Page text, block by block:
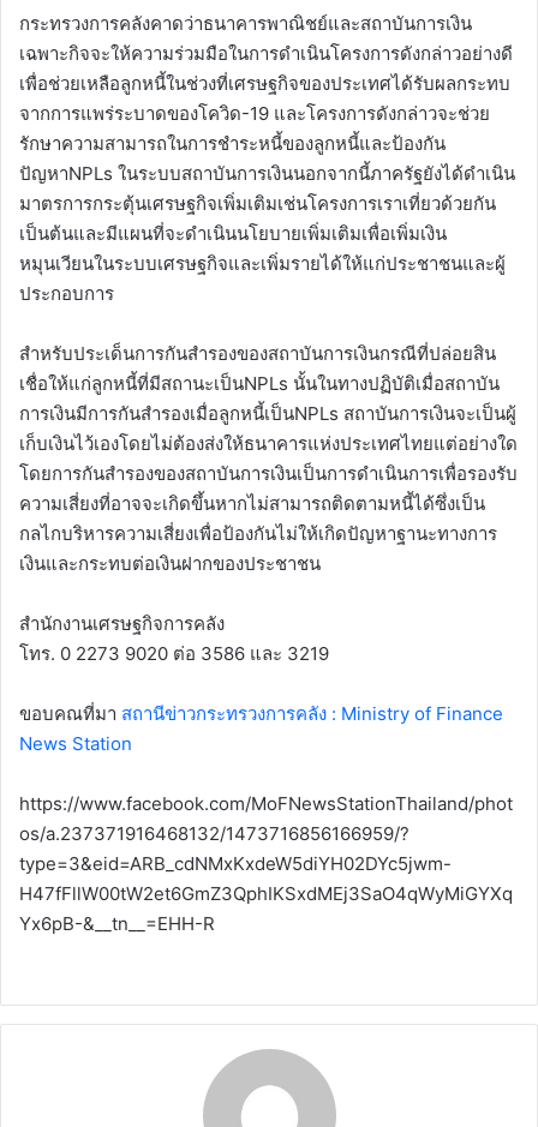
กระทรวงการคลังคาดว่าธนาคารพาณิชย์และสถาบันการเงิน
เฉพาะกิจจะให้ความร่วมมือในการดำเนินโครงการดังกล่าวอย่างดี
เพื่อช่วยเหลือลูกหนี้ในช่วงที่เศรษฐกิจของประเทศได้รับผลกระทบ
จากการแพร่ระบาดของโควิด-19 และโครงการดังกล่าวจะช่วย
รักษาความสามารถในการชำระหนี้ของลูกหนี้และป้องกัน
ปัญหาNPLs ในระบบสถาบันการเงินนอกจากนี้ภาครัฐยังได้ดำเนิน
มาตรการกระตุ้นเศรษฐกิจเพิ่มเติมเช่นโครงการเราเที่ยวด้วยกัน
เป็นต้นและมีแผนที่จะดำเนินนโยบายเพิ่มเติมเพื่อเพิ่มเงิน
หมุนเวียนในระบบเศรษฐกิจและเพิ่มรายได้ให้แก่ประชาชนและผู้
ประกอบการ
สำหรับประเด็นการกันสำรองของสถาบันการเงินกรณีที่ปล่อยสิน
เชื่อให้แก่ลูกหนี้ที่มีสถานะเป็นNPLs นั้นในทางปฏิบัติเมื่อสถาบัน
การเงินมีการกันสำรองเมื่อลูกหนี้เป็นNPLs สถาบันการเงินจะเป็นผู้
เก็บเงินไว้เองโดยไม่ต้องส่งให้ธนาคารแห่งประเทศไทยแต่อย่างใด
โดยการกันสำรองของสถาบันการเงินเป็นการดำเนินการเพื่อรองรับ
ความเสี่ยงที่อาจจะเกิดขึ้นหากไม่สามารถติดตามหนี้ได้ซึ่งเป็น
กลไกบริหารความเสี่ยงเพื่อป้องกันไม่ให้เกิดปัญหาฐานะทางการ
เงินและกระทบต่อเงินฝากของประชาชน
สำนักงานเศรษฐกิจการคลัง
โทร. 0 2273 9020 ต่อ 3586 และ 3219
ขอบคณที่มา สถานีข่าวกระทรวงการคลัง : Ministry of Finance
News Station
https://www.facebook.com/MoFNewsStationThailand/phot
os/a.237371916468132/1473716856166959/?
type=3&eid=ARB_cdNMxKxdeW5diYH02DYc5jwm-
H47fFllW00tW2et6GmZ3QphIKSxdMEj3SaO4qWyMiGYXq
Yx6pB-&__tn__=EHH-R